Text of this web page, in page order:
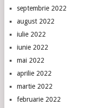
septembrie 2022
august 2022
iulie 2022
iunie 2022
mai 2022
aprilie 2022
martie 2022
februarie 2022